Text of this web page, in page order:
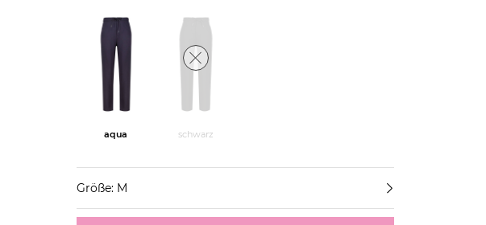
aqua schwarz
Größe: M